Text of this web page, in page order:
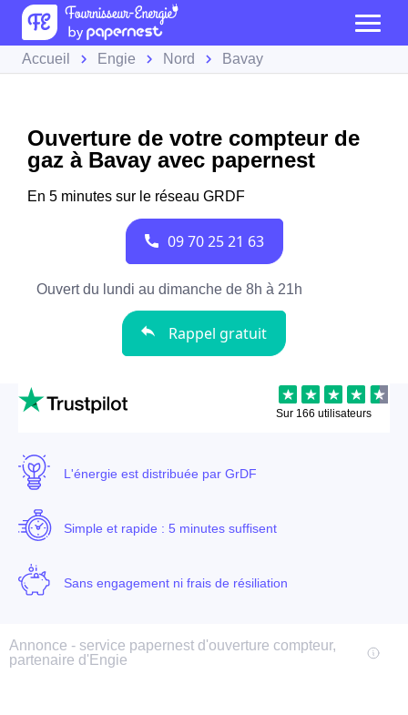
Accueil Engie Nord Bavay